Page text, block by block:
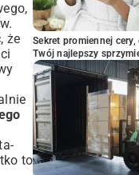
że
to
Sekret promiennej
Twój najlepszy